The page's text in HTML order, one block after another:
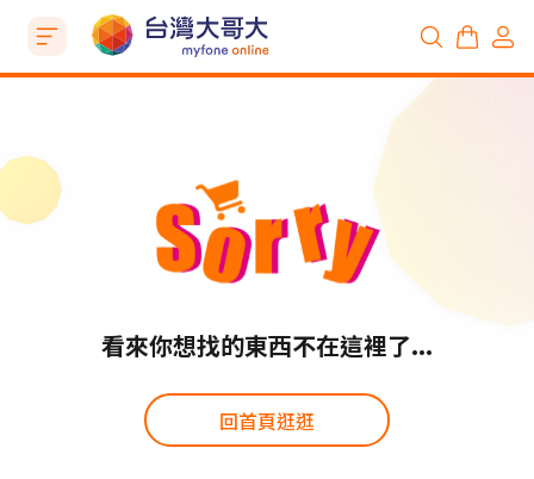
看來你想找的東西不在這裡了...
回首頁逛逛